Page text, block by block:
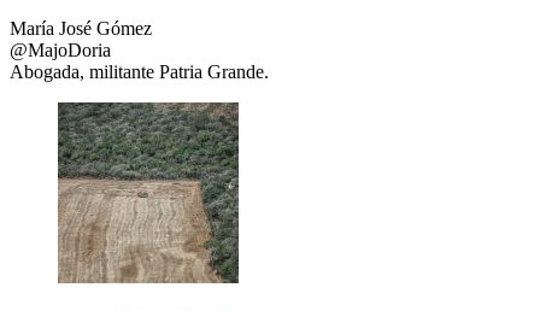
María José Gómez
@MajoDoria
Abogada, militante Patria Grande.